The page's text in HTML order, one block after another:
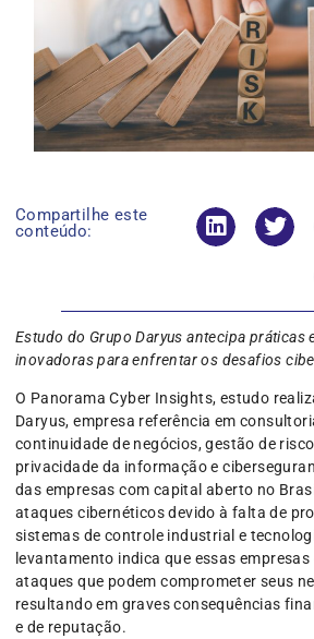
Compartilhe este
conteúdo:
Estudo do Grupo Daryus antecipa práticas
inovadoras para enfrentar os desafios
O Panorama Cyber Insights, estudo
Daryus, empresa referência em
continuidade de negócios, gestão de
privacidade da informação e
das empresas com capital aberto no
ataques cibernéticos devido à falta de
sistemas de controle industrial e
levantamento indica que essas
ataques que podem comprometer seus
resultando em graves consequências
e de reputação.